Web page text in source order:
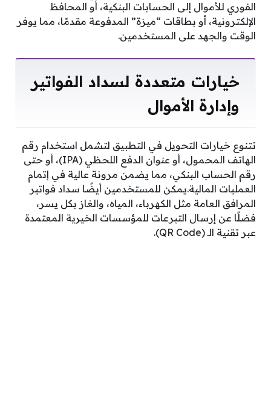
الفوري للأموال إلى الحسابات البنكية، أو المحافظ
الإلكترونية، أو بطاقات “ميزة” المدفوعة مقدمًا، مما يوفر
الوقت والجهد على المستخدمين.
خيارات متعددة لسداد الفواتير
وإدارة الأموال
تتنوع خيارات التحويل في التطبيق لتشمل استخدام رقم
الهاتف المحمول، أو عنوان الدفع اللحظي (IPA)، أو حتى
رقم الحساب البنكي، مما يضمن مرونة عالية في إتمام
العمليات المالية.يمكن للمستخدمين أيضًا سداد فواتير
المرافق العامة مثل الكهرباء، المياه، والغاز بكل يسر،
فضلًا عن إرسال التبرعات للمؤسسات الخيرية المعتمدة
عبر تقنية الـ (QR Code).